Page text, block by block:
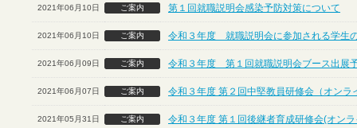
2021年06月10日 ご案内 第１回就職説明会感染予防対策について
2021年06月10日 ご案内 令和３年度 就職説明会に参加される学生
2021年06月09日 ご案内 令和３年度 第１回就職説明会ブース出展
2021年06月07日 ご案内 令和３年度 第２回中堅教員研修会（オンラ
2021年05月31日 ご案内 令和３年度 第１回後継者育成研修会(オン